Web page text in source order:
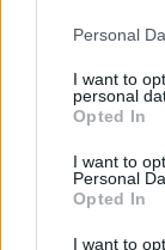
Personal
I want to
personal
Opted In
I want to
Personal
Opted In
I want to
Στο
σύνδεσης του
Μυτιλήνης με
Εμπορικό